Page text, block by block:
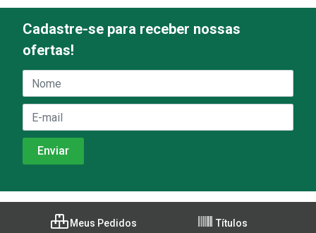
Cadastre-se para receber nossas
ofertas!
Meus Pedidos Títulos